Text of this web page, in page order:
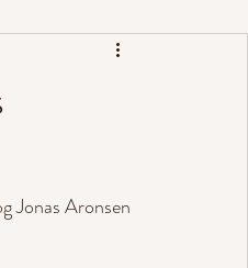
Jonas Aronsen